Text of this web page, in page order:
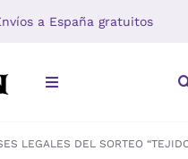
a España gratuitos
Toggle
LEGALES DEL SORTEO